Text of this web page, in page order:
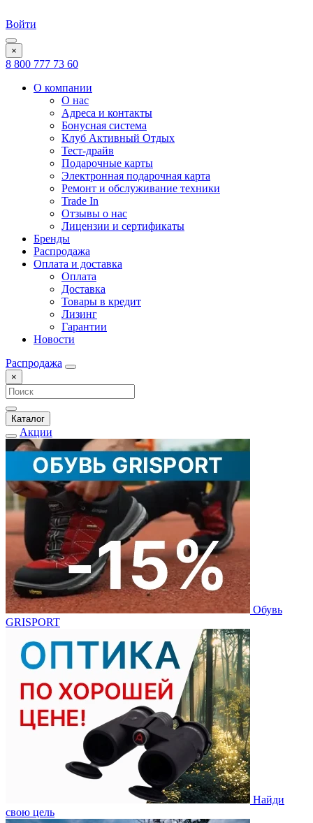
Войти
×
8 800 777 73 60
О компании
О нас
Адреса и контакты
Бонусная система
Клуб Активный Отдых
Тест-драйв
Подарочные карты
Электронная подарочная карта
Ремонт и обслуживание техники
Trade In
Отзывы о нас
Лицензии и сертификаты
Бренды
Распродажа
Оплата и доставка
Оплата
Доставка
Товары в кредит
Лизинг
Гарантии
Новости
Распродажа
×
Каталог
Акции
Обувь
GRISPORT
Найди
свою цель